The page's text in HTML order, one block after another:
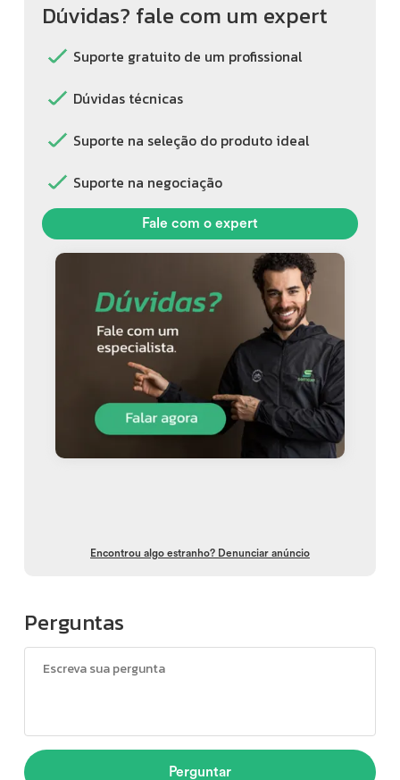
Perguntas
Perguntar
Dúvidas? fale com um expert
Suporte gratuito de um profissional
Dúvidas técnicas
Suporte na seleção do produto ideal
Suporte na negociação
Fale com o expert
Encontrou algo estranho? Denunciar anúncio